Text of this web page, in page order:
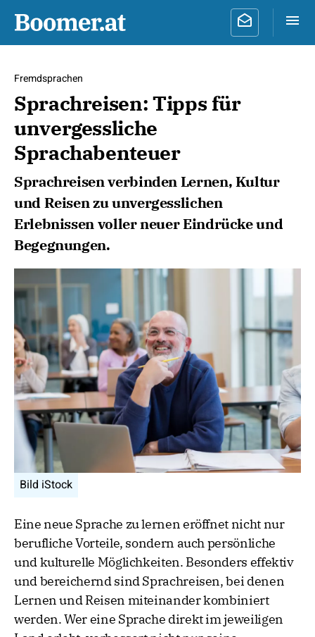
Fremdsprachen
Sprachreisen: Tipps für
unvergessliche
Sprachabenteuer
Sprachreisen verbinden Lernen, Kultur
und Reisen zu unvergesslichen
Erlebnissen voller neuer Eindrücke und
Begegnungen.
Bild iStock
Eine neue Sprache zu lernen eröffnet nicht nur
berufliche Vorteile, sondern auch persönliche
und kulturelle Möglichkeiten. Besonders effektiv
und bereichernd sind Sprachreisen, bei denen
Lernen und Reisen miteinander kombiniert
werden. Wer eine Sprache direkt im jeweiligen